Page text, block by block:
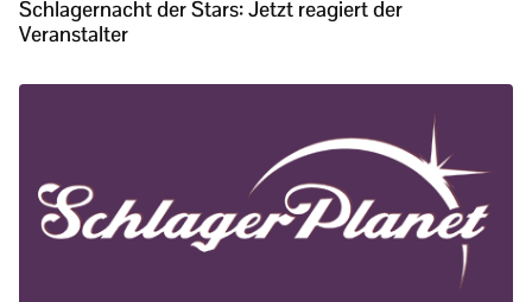
Schlagernacht der Stars: Jetzt reagiert der
Veranstalter